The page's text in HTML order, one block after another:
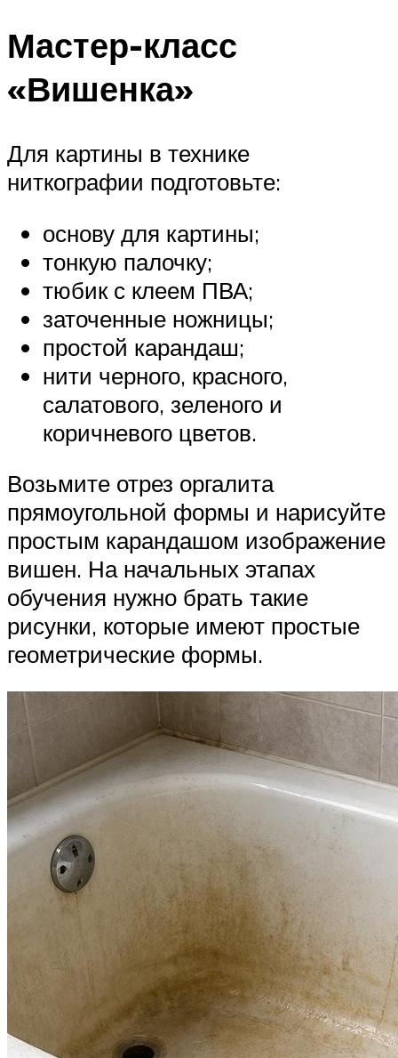
Мастер-класс
«Вишенка»
Для картины в технике
ниткографии подготовьте:
основу для картины;
тонкую палочку;
тюбик с клеем ПВА;
заточенные ножницы;
простой карандаш;
нити черного, красного,
салатового, зеленого и
коричневого цветов.
Возьмите отрез оргалита
прямоугольной формы и нарисуйте
простым карандашом изображение
вишен. На начальных этапах
обучения нужно брать такие
рисунки, которые имеют простые
геометрические формы.